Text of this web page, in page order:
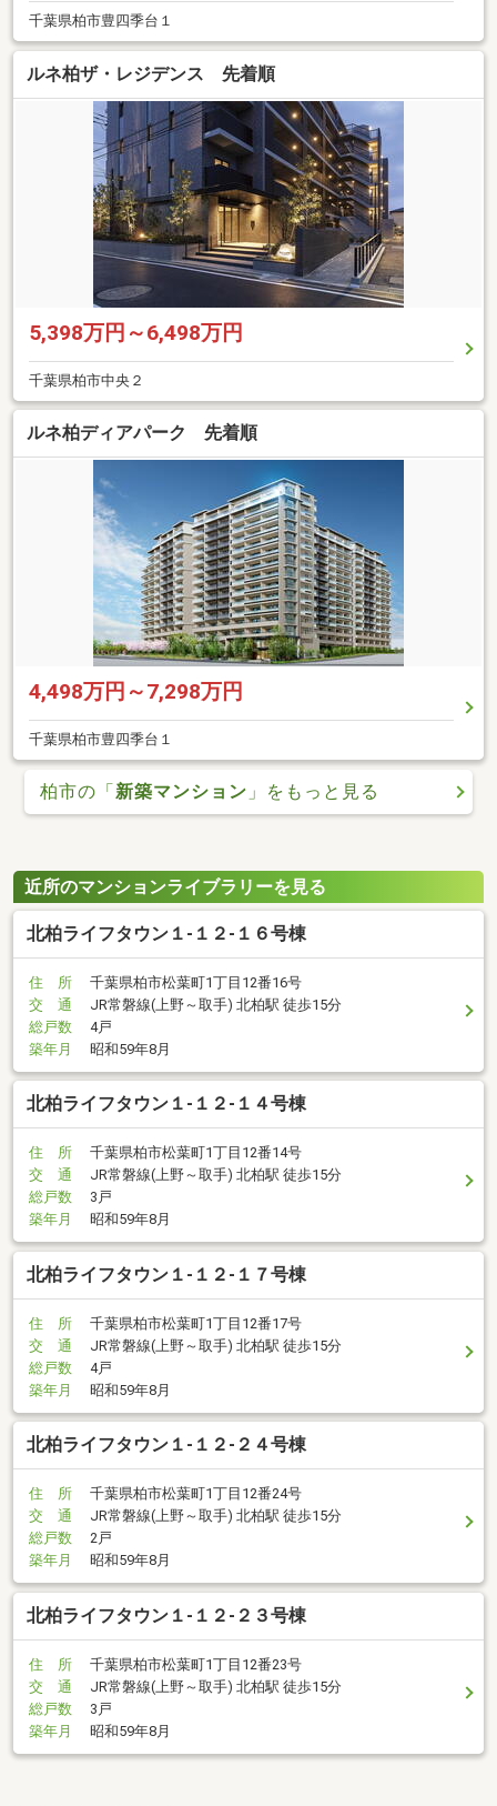
千葉県柏市豊四季台１
ルネ柏ザ・レジデンス 先着順
5,398万円～6,498万円
千葉県柏市中央２
ルネ柏ディアパーク 先着順
4,498万円～7,298万円
千葉県柏市豊四季台１
柏市の「新築マンション 」をもっと見る
近所のマンションライブラリーを見る
北柏ライフタウン１-１２-１６号棟
住 所
千葉県柏市松葉町1丁目12番16号
交 通
JR常磐線(上野～取手) 北柏駅 徒歩15分
総戸数
4戸
築年月
昭和59年8月
北柏ライフタウン１-１２-１４号棟
住 所
千葉県柏市松葉町1丁目12番14号
交 通
JR常磐線(上野～取手) 北柏駅 徒歩15分
総戸数
3戸
築年月
昭和59年8月
北柏ライフタウン１-１２-１７号棟
住 所
千葉県柏市松葉町1丁目12番17号
交 通
JR常磐線(上野～取手) 北柏駅 徒歩15分
総戸数
4戸
築年月
昭和59年8月
北柏ライフタウン１-１２-２４号棟
住 所
千葉県柏市松葉町1丁目12番24号
交 通
JR常磐線(上野～取手) 北柏駅 徒歩15分
総戸数
2戸
築年月
昭和59年8月
北柏ライフタウン１-１２-２３号棟
住 所
千葉県柏市松葉町1丁目12番23号
交 通
JR常磐線(上野～取手) 北柏駅 徒歩15分
総戸数
3戸
築年月
昭和59年8月